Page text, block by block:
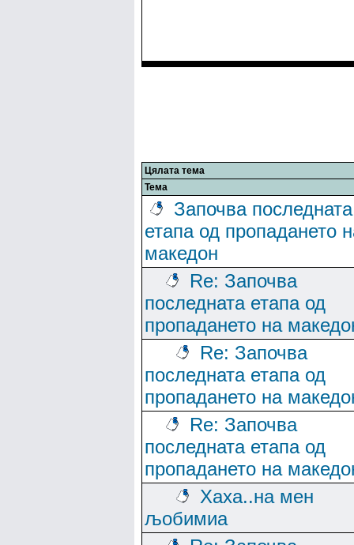
Цялата тема
Тема
Започва последната
етапа од пропадането
македон
Re: Започва
последната етапа од
пропадането на
Re: Започва
последната етапа од
пропадането на
Re: Започва
последната етапа од
пропадането на
Хаха..на мен
љобимиа